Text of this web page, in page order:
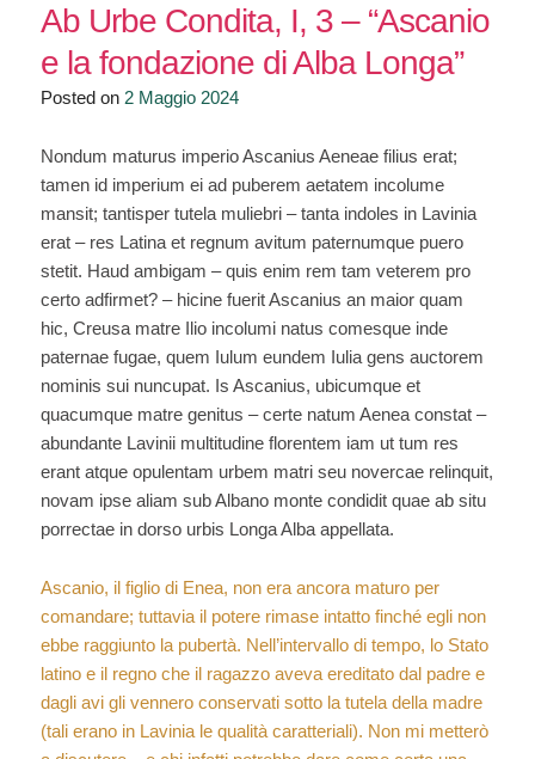
cornacchia
Ab Urbe Condita, I, 3 – “Ascanio
e la fondazione di Alba Longa”
Posted on 2 Maggio 2024
Nondum maturus imperio Ascanius Aeneae filius erat;
tamen id imperium ei ad puberem aetatem incolume
mansit; tantisper tutela muliebri – tanta indoles in Lavinia
erat – res Latina et regnum avitum paternumque puero
stetit. Haud ambigam – quis enim rem tam veterem pro
certo adfirmet? – hicine fuerit Ascanius an maior quam
hic, Creusa matre Ilio incolumi natus comesque inde
paternae fugae, quem Iulum eundem Iulia gens auctorem
nominis sui nuncupat. Is Ascanius, ubicumque et
quacumque matre genitus – certe natum Aenea constat –
abundante Lavinii multitudine florentem iam ut tum res
erant atque opulentam urbem matri seu novercae relinquit,
novam ipse aliam sub Albano monte condidit quae ab situ
porrectae in dorso urbis Longa Alba appellata.
Ascanio, il figlio di Enea, non era ancora maturo per
comandare; tuttavia il potere rimase intatto finché egli non
ebbe raggiunto la pubertà. Nell’intervallo di tempo, lo Stato
latino e il regno che il ragazzo aveva ereditato dal padre e
dagli avi gli vennero conservati sotto la tutela della madre
(tali erano in Lavinia le qualità caratteriali). Non mi metterò